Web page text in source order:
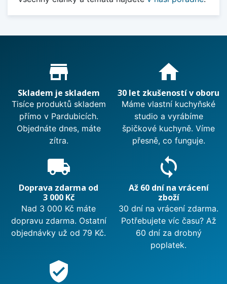
Proč nakupovat u nás?
store_mall_directory
Skladem je skladem
Tisíce produktů skladem
přímo v Pardubicích.
Objednáte dnes, máte
zítra.
home
30 let zkušeností v oboru
Máme vlastní kuchyňské
studio a vyrábíme
špičkové kuchyně. Víme
přesně, co funguje.
local_shipping
Doprava zdarma od
3 000 Kč
Nad 3 000 Kč máte
dopravu zdarma. Ostatní
objednávky už od 79 Kč.
sync
Až 60 dní na vrácení
zboží
30 dní na vrácení zdarma.
Potřebujete víc času? Až
60 dní za drobný
poplatek.
verified_user